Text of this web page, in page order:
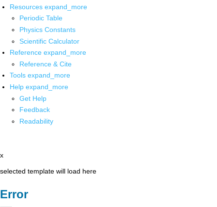
Resources expand_more
Periodic Table
Physics Constants
Scientific Calculator
Reference expand_more
Reference & Cite
Tools expand_more
Help expand_more
Get Help
Feedback
Readability
x
selected template will load here
Error